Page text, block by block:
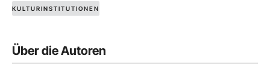
KULTURINSTITUTIONEN
Über die Autoren